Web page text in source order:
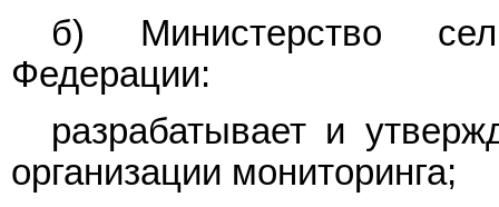
б) Министерство
Федерации:
разрабатывает и
организации мониторинга;